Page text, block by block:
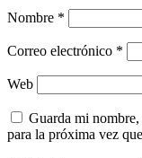
Nombre *
Correo electrónico *
Web
Guarda mi
para la próxima vez